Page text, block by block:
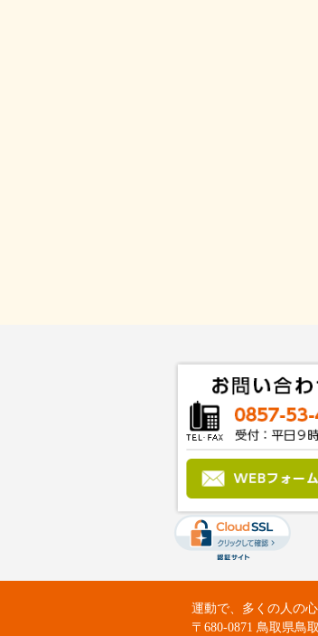
運動で、多くの人の
〒680-0871 鳥取県鳥